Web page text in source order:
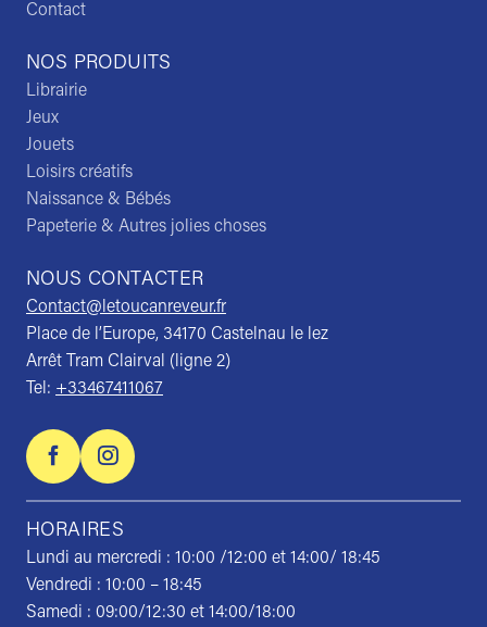
NOS PRODUITS
Librairie
Jeux
Jouets
Loisirs créatifs
Naissance & Bébés
Papeterie & Autres jolies choses
NOUS CONTACTER
Contact@letoucanreveur.fr
Place de l’Europe, 34170 Castelnau le lez
Arrêt Tram Clairval (ligne 2)
Tel: +33467411067
HORAIRES
Lundi au mercredi : 10:00 /12:00 et 14:00/ 18:45
Vendredi : 10:00 – 18:45
Samedi : 09:00/12:30 et 14:00/18:00
Contact